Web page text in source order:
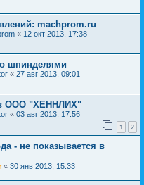
machprom.ru
« 12 окт 2013, 17:38
шпинделями
« 27 авг 2013, 09:01
ООО "ХЕННЛИХ"
« 03 авг 2013, 17:56
1 2
- не показывается в
« 30 янв 2013, 15:33